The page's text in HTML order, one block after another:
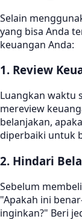
Selain
yang bisa Anda
keuangan Anda:
1. Review
Luangkan waktu
mereview
belanjakan,
diperbaiki untuk
2. Hindari
Sebelum
"Apakah ini
inginkan?" Beri